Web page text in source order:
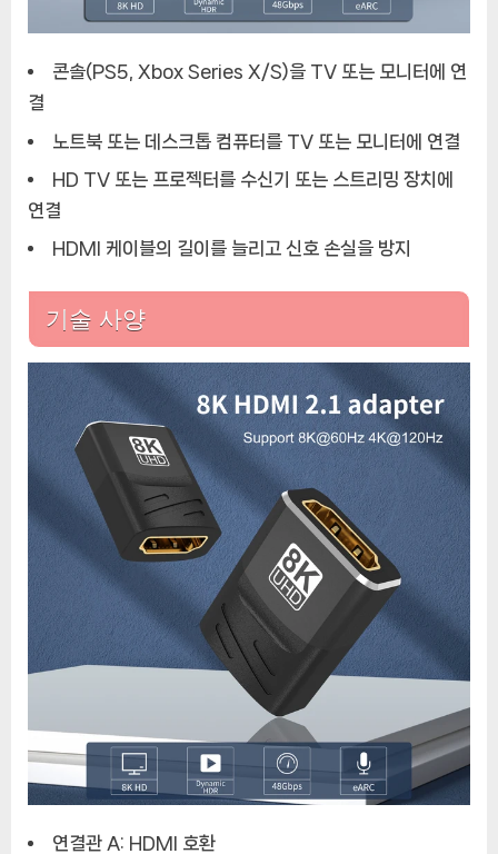
콘솔(PS5, Xbox Series X/S)을 TV 또는 모니터에 연
결
노트북 또는 데스크톱 컴퓨터를 TV 또는 모니터에 연결
HD TV 또는 프로젝터를 수신기 또는 스트리밍 장치에
연결
HDMI 케이블의 길이를 늘리고 신호 손실을 방지
기술 사양
연결관 A: HDMI 호환